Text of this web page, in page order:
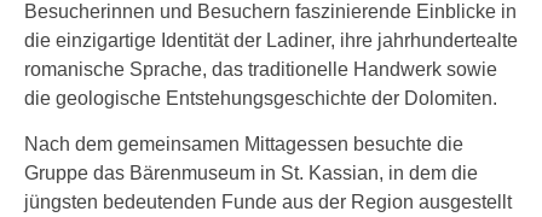
Besucherinnen und Besuchern faszinierende Einblicke in
die einzigartige Identität der Ladiner, ihre jahrhundertealte
romanische Sprache, das traditionelle Handwerk sowie
die geologische Entstehungsgeschichte der Dolomiten.
Nach dem gemeinsamen Mittagessen besuchte die
Gruppe das Bärenmuseum in St. Kassian, in dem die
jüngsten bedeutenden Funde aus der Region ausgestellt